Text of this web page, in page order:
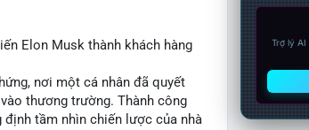
Elon Musk thành khách hàng
nơi một cá nhân đã quyết
thương trường. Thành công
định tầm nhìn chiến lược của nhà
Trợ lý